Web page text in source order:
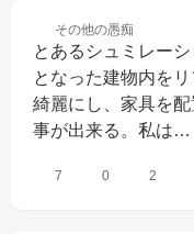
その他の愚痴
とあるシュミレー
となった建物内を
綺麗にし、家具を
事が出来る。私は…
7 0 2